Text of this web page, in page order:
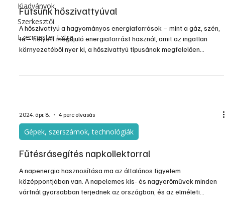
Kiadványok
Szerkesztői
Ezermester Extra
Fűtsünk hőszivattyúval
A hőszivattyú a hagyományos energiaforrások – mint a gáz, szén,
fa – helyett megújuló energiaforrást használ, amit az ingatlan
környezetéből nyer ki, a hőszivattyú típusának megfelelően
2024. ápr. 8. 4 perc olvasás
Gépek, szerszámok, technológiák
Fűtésrásegítés napkollektorral
A napenergia hasznosítása ma az általános figyelem
középpontjában van. A napelemes kis- és nagyerőművek minden
vártnál gyorsabban terjednek az országban, és az elméleti